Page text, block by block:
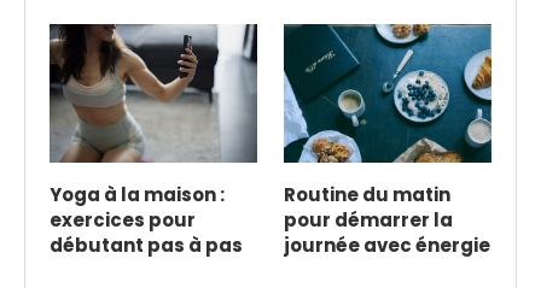
Yoga à la maison :
exercices pour
débutant pas à pas
Routine du matin
pour démarrer la
journée avec énergie